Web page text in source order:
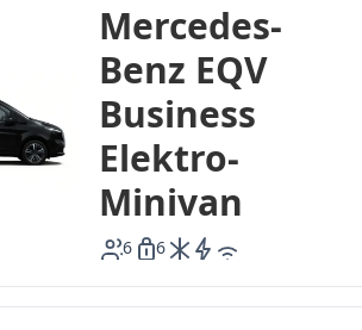
Mercedes-
Benz EQV
Business
Elektro-
Minivan
6 6icon-ac
icon-electric
icon-wifi